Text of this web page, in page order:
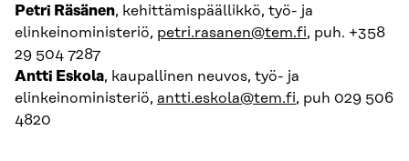
Petri Räsänen, kehittämispäällikkö, työ- ja
elinkeinoministeriö, petri.rasanen@tem.fi, puh. +358
29 504 7287
Antti Eskola, kaupallinen neuvos, työ- ja
elinkeinoministeriö, antti.eskola@tem.fi, puh 029 506
4820